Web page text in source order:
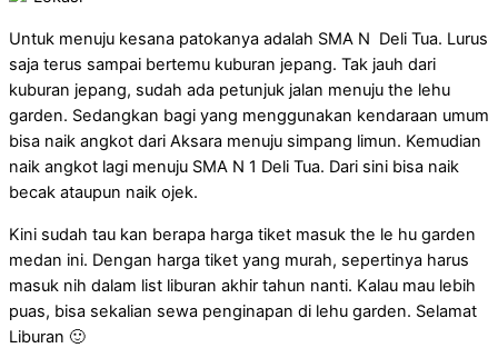
Untuk menuju kesana patokanya adalah SMA N Deli Tua. Lurus
saja terus sampai bertemu kuburan jepang. Tak jauh dari
kuburan jepang, sudah ada petunjuk jalan menuju the lehu
garden. Sedangkan bagi yang menggunakan kendaraan umum
bisa naik angkot dari Aksara menuju simpang limun. Kemudian
naik angkot lagi menuju SMA N 1 Deli Tua. Dari sini bisa naik
becak ataupun naik ojek.
Kini sudah tau kan berapa harga tiket masuk the le hu garden
medan ini. Dengan harga tiket yang murah, sepertinya harus
masuk nih dalam list liburan akhir tahun nanti. Kalau mau lebih
puas, bisa sekalian sewa penginapan di lehu garden. Selamat
Liburan 🙂